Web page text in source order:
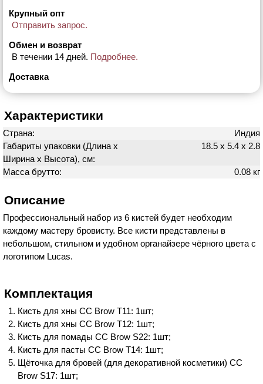
Крупный опт
Отправить запрос.
Обмен и возврат
В течении 14 дней. Подробнее.
Доставка
Характеристики
Страна:
Индия
Габариты упаковки (Длина х
Ширина х Высота), см:
18.5 х 5.4 х 2.8
Масса брутто: 0.08 кг
Описание
Профессиональный набор из 6 кистей будет необходим
каждому мастеру бровисту. Все кисти представлены в
небольшом, стильном и удобном органайзере чёрного цвета с
логотипом Lucas.
Комплектация
Кисть для хны CC Brow T11: 1шт;
Кисть для хны CC Brow T12: 1шт;
Кисть для помады CC Brow S22: 1шт;
Кисть для пасты CC Brow T14: 1шт;
Щёточка для бровей (для декоративной косметики) CC
Brow S17: 1шт;